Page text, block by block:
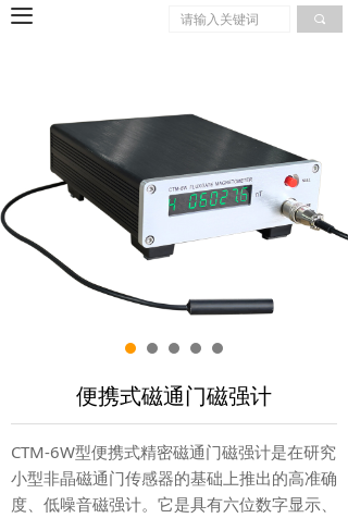
끠
끀
便携式磁通门磁强计
CTM-6W型便携式精密磁通门磁强计是在研究
小型非晶磁通门传感器的基础上推出的高准确
度、低噪音磁强计。它是具有六位数字显示、